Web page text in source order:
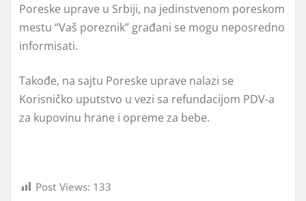
Poreske uprave u Srbiji, na jedinstvenom poreskom
mestu “Vaš poreznik” građani se mogu neposredno
informisati.
Takođe, na sajtu Poreske uprave nalazi se
Korisničko uputstvo u vezi sa refundacijom PDV-a
za kupovinu hrane i opreme za bebe.
Post Views: 133